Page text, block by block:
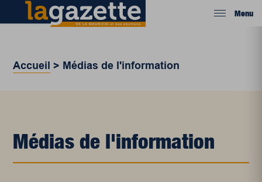
Menu
Accueil > Médias de l'information
Médias de l'information